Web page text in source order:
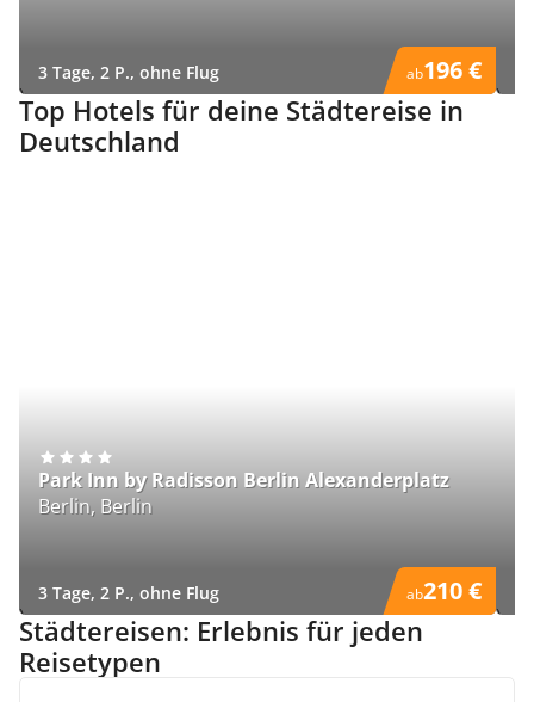
ab196 €
3 Tage, 2 P., ohne Flug
)
)
Top Hotels für deine Städtereise in
Deutschland
Park Inn by Radisson Berlin Alexanderplatz
Berlin, Berlin
ab210 €
3 Tage, 2 P., ohne Flug
)
)
Städtereisen: Erlebnis für jeden
Reisetypen